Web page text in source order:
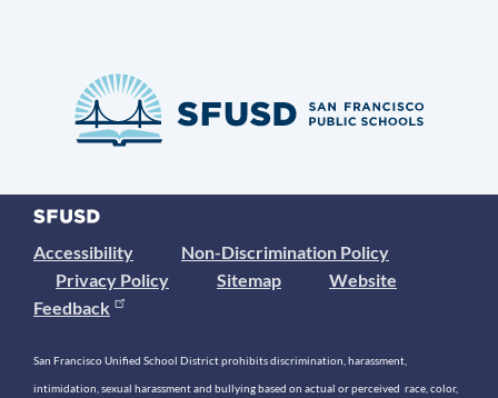
Accessibility
Non-Discrimination Policy
Privacy Policy
Sitemap
Website
Feedback
San Francisco Unified School District prohibits discrimination, harassment,
intimidation, sexual harassment and bullying based on actual or perceived race, color,